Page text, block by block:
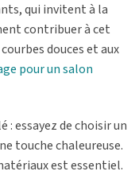
qui invitent à la
contribuer à cet
douces et aux
pour un salon
: essayez de choisir un
touche chaleureuse.
est essentiel.